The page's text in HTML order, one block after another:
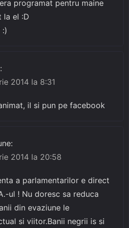
programat pentru maine
la el :D
2014 la 8:31
il si pun pe facebook
2014 la 20:58
a parlamentarilor e direct
ul ! Nu doresc sa reduca
din evaziune le
si viitor.Banii negrii is si